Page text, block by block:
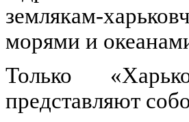
землякам-
морями и
Только
представляют